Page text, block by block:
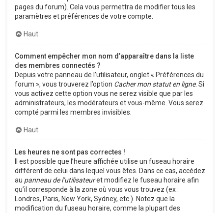
pages du forum). Cela vous permettra de modifier tous les
paramètres et préférences de votre compte.
Haut
Comment empêcher mon nom d’apparaître dans la liste
des membres connectés ?
Depuis votre panneau de l’utilisateur, onglet « Préférences du
forum », vous trouverez l’option Cacher mon statut en ligne. Si
vous activez cette option vous ne serez visible que par les
administrateurs, les modérateurs et vous-même. Vous serez
compté parmi les membres invisibles.
Haut
Les heures ne sont pas correctes !
Il est possible que l’heure affichée utilise un fuseau horaire
différent de celui dans lequel vous êtes. Dans ce cas, accédez
au panneau de l’utilisateuret modifiez le fuseau horaire afin
qu’il corresponde à la zone où vous vous trouvez (ex :
Londres, Paris, New York, Sydney, etc.). Notez que la
modification du fuseau horaire, comme la plupart des